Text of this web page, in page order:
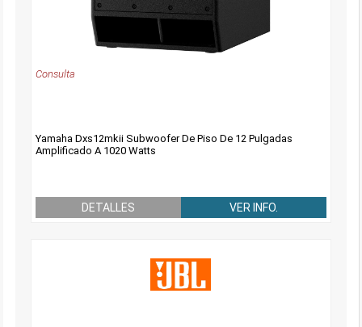
Consulta
Yamaha Dxs12mkii Subwoofer De Piso De 12 Pulgadas
Amplificado A 1020 Watts
DETALLES VER INFO.